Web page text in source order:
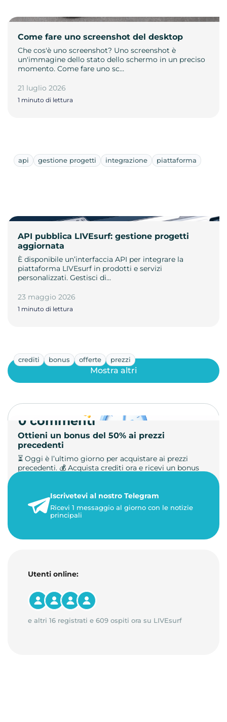
Come fare uno screenshot del desktop
Che cos'è uno screenshot? Uno screenshot è
un'immagine dello stato dello schermo in un preciso
momento. Come fare uno sc…
21 luglio 2026
1 minuto di lettura
api gestione progetti integrazione piattaforma
API pubblica LIVEsurf: gestione progetti
aggiornata
È disponibile un’interfaccia API per integrare la
piattaforma LIVEsurf in prodotti e servizi
personalizzati. Gestisci di…
23 maggio 2026
1 minuto di lettura
crediti bonus offerte prezzi
Ottieni un bonus del 50% ai prezzi
precedenti
⏳ Oggi è l’ultimo giorno per acquistare ai prezzi
precedenti. 💰 Acquista crediti ora e ricevi un bonus
23 maggio 2026
1 minuto di lettura
Mostra altri
0 commenti
Iscrivetevi al nostro Telegram
Ricevi 1 messaggio al giorno con le notizie
principali
Utenti online:
e altri 16 registrati e 609 ospiti ora su LIVEsurf